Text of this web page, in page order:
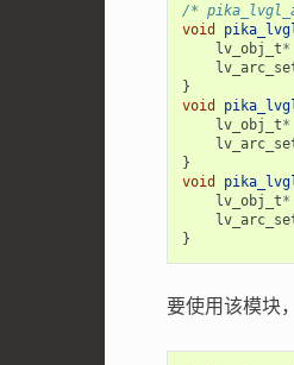
/*
void
lv_obj_t*
}
void
lv_obj_t*
}
void
lv_obj_t*
}
要使用该模块